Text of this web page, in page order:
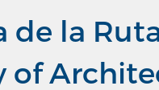
de la
of